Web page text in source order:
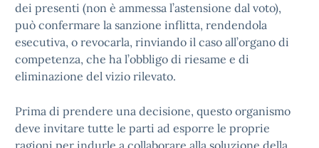
dei presenti (non è ammessa l’astensione dal voto),
può confermare la sanzione inflitta, rendendola
esecutiva, o revocarla, rinviando il caso all’organo di
competenza, che ha l’obbligo di riesame e di
eliminazione del vizio rilevato.
Prima di prendere una decisione, questo organismo
deve invitare tutte le parti ad esporre le proprie
ragioni per indurle a collaborare alla soluzione della